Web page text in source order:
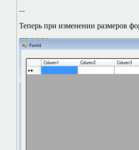
...
Теперь при изменении размеров